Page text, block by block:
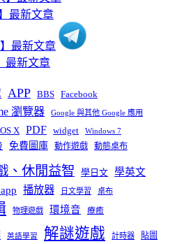
APP BBS Facebook
瀏覽器 Google 與其他 Google 應用
X PDF widget Windows 7
免費圖庫 動作遊戲 動態桌布
、休閒益智 學日文 學英文
播放器 日文學習 桌布
物理遊戲 環境音 療癒
英語學習 解謎遊戲 計時器
貼圖